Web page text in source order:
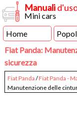
Manuali
Mini cars
Home
Fiat Panda:
sicurezza
Fiat Panda /Fiat Panda -
Manutenzione delle